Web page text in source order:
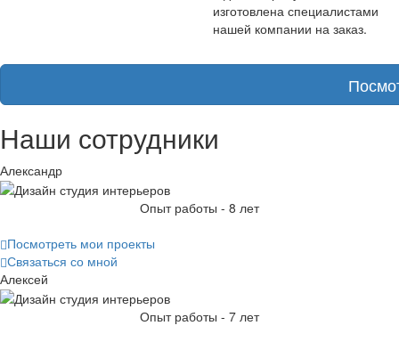
изготовлена специалистами
нашей компании на заказ.
Наши сотрудники
Александр
Опыт работы - 8 лет
Посмотреть мои проекты
Связаться со мной
Алексей
Опыт работы - 7 лет